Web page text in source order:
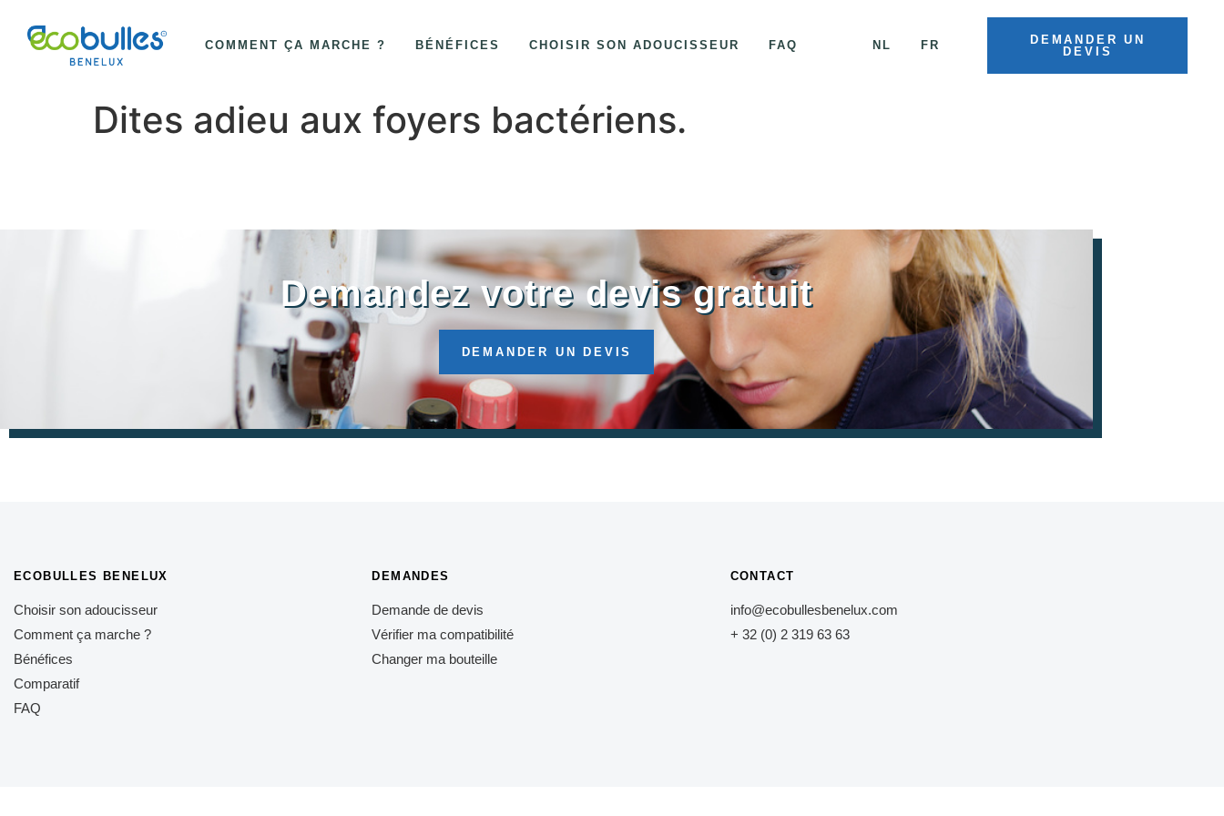
COMMENT ÇA MARCHE ? BÉNÉFICES CHOISIR SON ADOUCISSEUR FAQ NL FR
DEMANDER UN
DEVIS
Dites adieu aux foyers bactériens.
Demandez votre devis gratuit
DEMANDER UN DEVIS
ECOBULLES BENELUX
Choisir son adoucisseur
Comment ça marche ?
Bénéfices
Comparatif
FAQ
DEMANDES
Demande de devis
Vérifier ma compatibilité
Changer ma bouteille
CONTACT
info@ecobullesbenelux.com
+ 32 (0) 2 319 63 63